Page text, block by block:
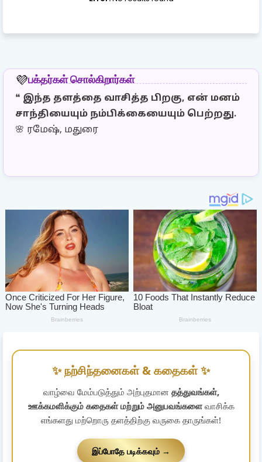
💜பக்தர்கள் சொல்கிறார்கள்
❝ இந்த தளத்தை வாசித்த பிறகு, என் மனம்
சாந்தியையும் நம்பிக்கையையும் பெற்றது.
🌸 ரமேஷ், மதுரை
✨ நற்சிந்தனைகள் & கதைகள் ✨
வாழ்வை மேம்படுத்தும் அற்புதமான தத்துவங்கள்,
ஊக்கமளிக்கும் கதைகள் மற்றும் அனுபவங்களைவாசிக்க
எங்களது மற்றொரு தளத்திற்கு வருகை தாருங்கள்!
இப்போதே படிக்கவும் →